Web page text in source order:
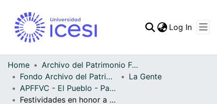
Statistics
Log In
Home
Archivo del Patrimonio Fotográfico y Fílmico del Valle del Cauca
Fondo Archivo del Patrimonio Fotográfico y Fílmico del Valle del Cauca
La Gente
APFFVC - El Pueblo - Patrimonial
Festividades en honor a la Virgen del Carmen, para estas festividades se utilizan las balsas decoradas